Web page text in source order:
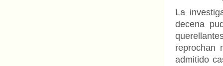
La
decena
reprochan
admitido